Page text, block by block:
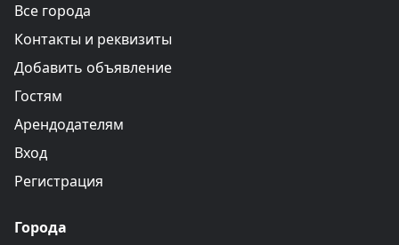
Все города
Контакты и реквизиты
Добавить объявление
Гостям
Арендодателям
Вход
Регистрация
Города